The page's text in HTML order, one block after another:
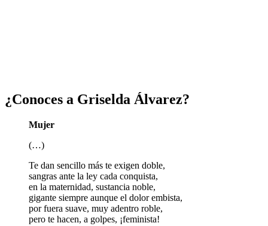
¿Conoces a Griselda Álvarez?
Mujer
(…)
Te dan sencillo más te exigen doble,
sangras ante la ley cada conquista,
en la maternidad, sustancia noble,
gigante siempre aunque el dolor embista,
por fuera suave, muy adentro roble,
pero te hacen, a golpes, ¡feminista!